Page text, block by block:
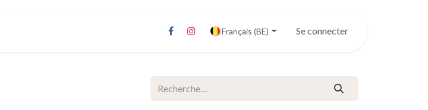
Français (BE) Se connecter